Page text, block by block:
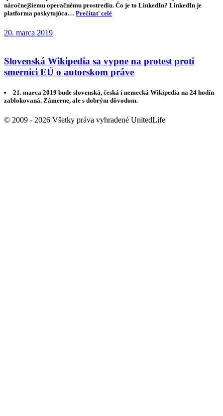
náročnejšiemu operačnému prostrediu. Čo je to LinkedIn? LinkedIn je
platforma poskytujúca… Prečítať celé
20. marca 2019
Slovenská Wikipedia sa vypne na protest proti
smernici EÚ o autorskom práve
21. marca 2019 bude slovenská, česká i nemecká Wikipedia na 24 hodín
zablokovaná. Zámerne, ale s dobrým dôvodom.
© 2009 - 2026 Všetky práva vyhradené UnitedLife